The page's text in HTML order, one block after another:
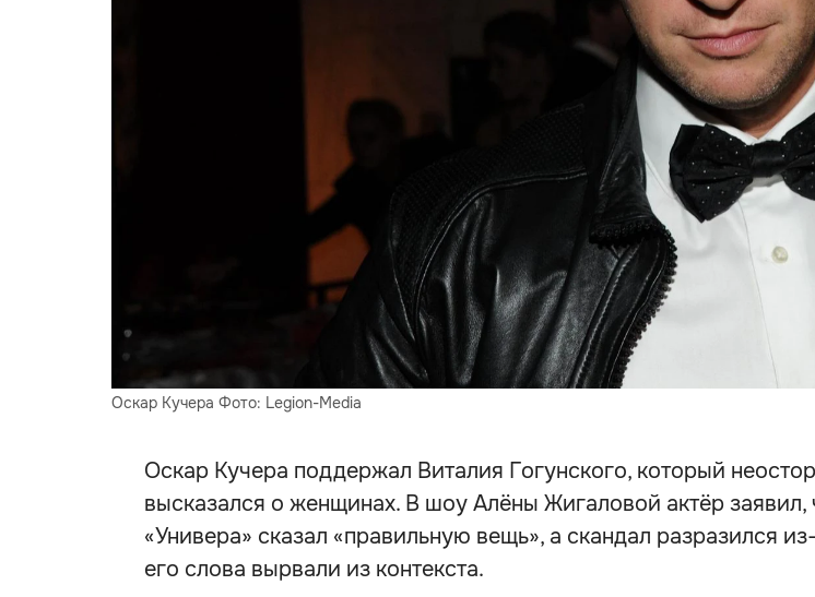
Оскар Кучера Фото: Legion-Media
Оскар Кучера поддержал Виталия Гогунского, который
высказался о женщинах. В шоу Алёны Жигаловой актёр заявил,
«Универа» сказал «правильную вещь», а скандал разразился
его слова вырвали из контекста.